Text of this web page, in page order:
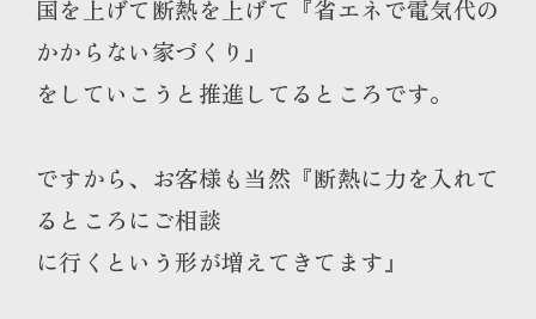
国を上げて断熱を上げて『省エネで電気代の
かからない家づくり』
をしていこうと推進してるところです。
ですから、お客様も当然『断熱に力を入れて
るところにご相談
に行くという形が増えてきてます』